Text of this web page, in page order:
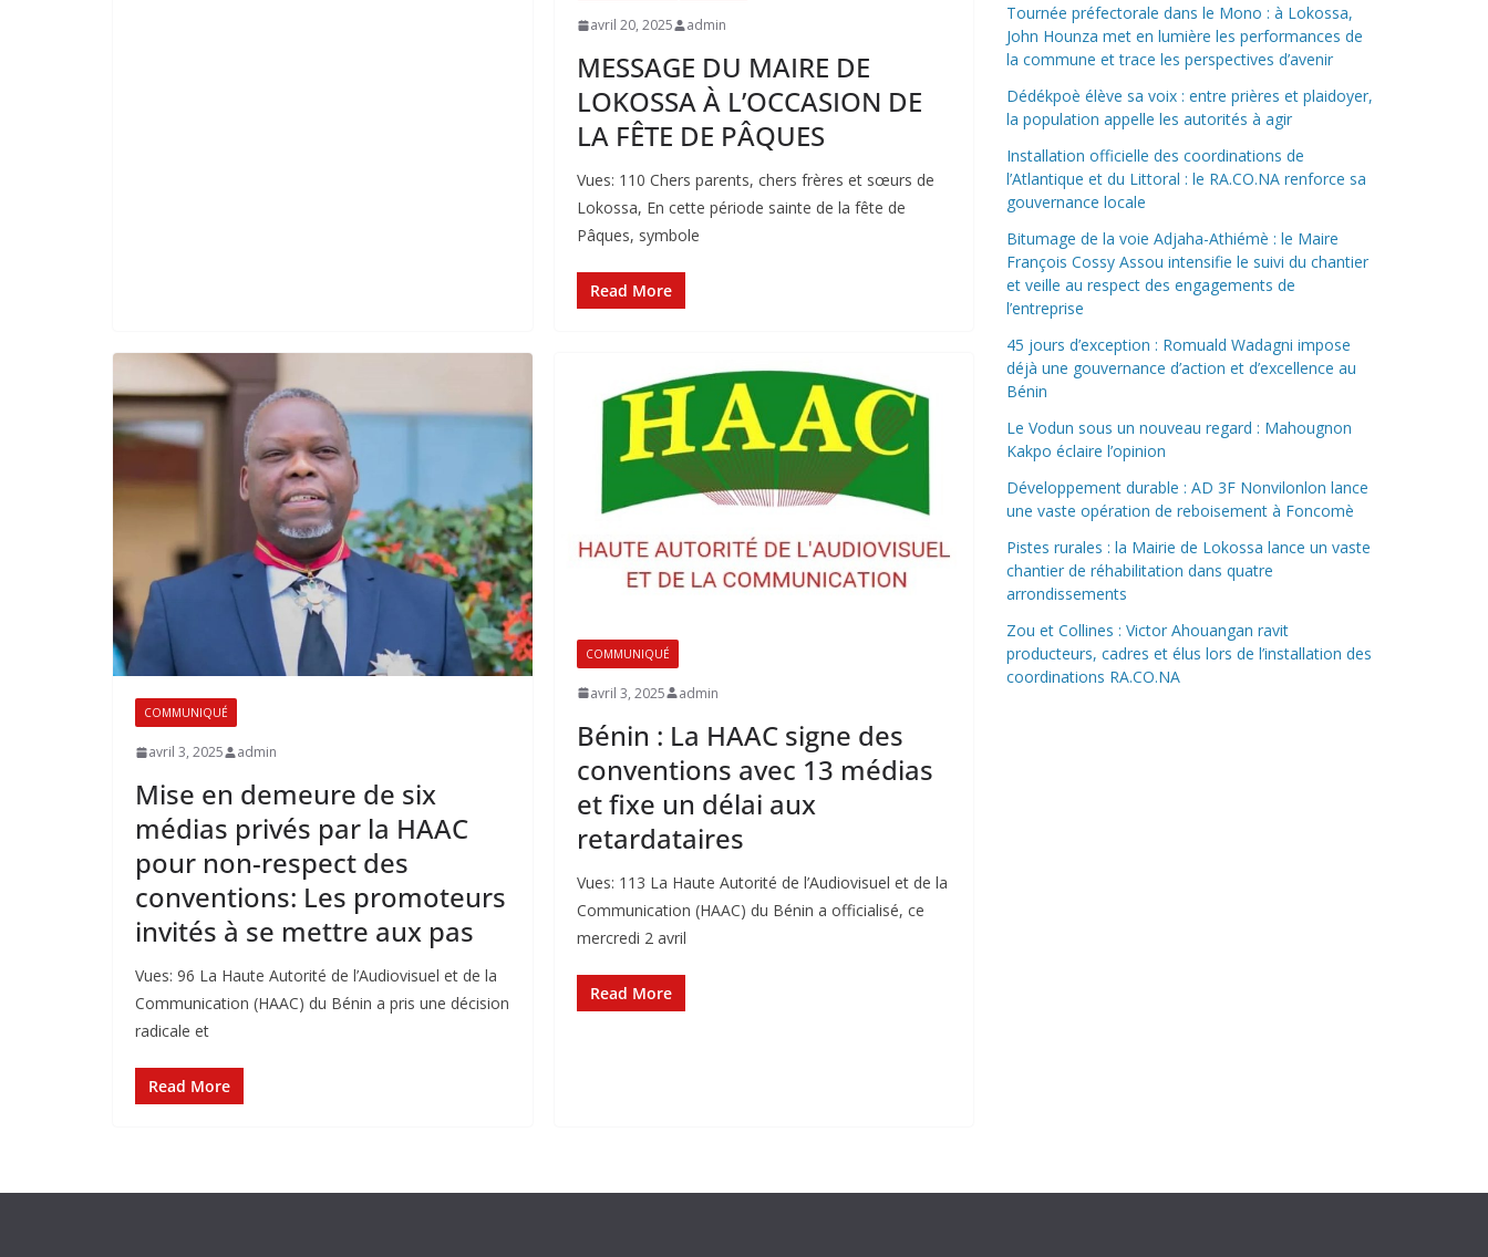
avril 20, 2025 admin
MESSAGE DU MAIRE DE
LOKOSSA À L’OCCASION DE
LA FÊTE DE PÂQUES
Vues: 110 Chers parents, chers frères et sœurs de
Lokossa, En cette période sainte de la fête de
Pâques, symbole
Read More
COMMUNIQUÉ
avril 3, 2025 admin
Mise en demeure de six
médias privés par la HAAC
pour non-respect des
conventions: Les promoteurs
invités à se mettre aux pas
Vues: 96 La Haute Autorité de l’Audiovisuel et de la
Communication (HAAC) du Bénin a pris une décision
radicale et
Read More
COMMUNIQUÉ
avril 3, 2025 admin
Bénin : La HAAC signe des
conventions avec 13 médias
et fixe un délai aux
retardataires
Vues: 113 La Haute Autorité de l’Audiovisuel et de la
Communication (HAAC) du Bénin a officialisé, ce
mercredi 2 avril
Read More
Tournée préfectorale dans le Mono : à Lokossa,
John Hounza met en lumière les performances de
la commune et trace les perspectives d’avenir
Dédékpoè élève sa voix : entre prières et plaidoyer,
la population appelle les autorités à agir
Installation officielle des coordinations de
l’Atlantique et du Littoral : le RA.CO.NA renforce sa
gouvernance locale
Bitumage de la voie Adjaha-Athiémè : le Maire
François Cossy Assou intensifie le suivi du chantier
et veille au respect des engagements de
l’entreprise
45 jours d’exception : Romuald Wadagni impose
déjà une gouvernance d’action et d’excellence au
Bénin
Le Vodun sous un nouveau regard : Mahougnon
Kakpo éclaire l’opinion
Développement durable : AD 3F Nonvilonlon lance
une vaste opération de reboisement à Foncomè
Pistes rurales : la Mairie de Lokossa lance un vaste
chantier de réhabilitation dans quatre
arrondissements
Zou et Collines : Victor Ahouangan ravit
producteurs, cadres et élus lors de l’installation des
coordinations RA.CO.NA